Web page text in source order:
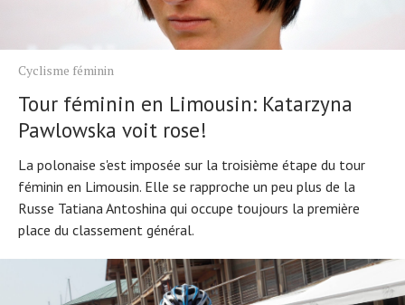
Cyclisme féminin
Tour féminin en Limousin: Katarzyna
Pawlowska voit rose!
La polonaise s'est imposée sur la troisième étape du tour
féminin en Limousin. Elle se rapproche un peu plus de la
Russe Tatiana Antoshina qui occupe toujours la première
place du classement général.